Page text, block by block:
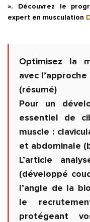
». Découvrez le
expert en musculation
Optimisez la
avec
(résumé)
Pour un
essentiel de
muscle :
et abdominale
L’article
(développé
l’angle de la
le
protégeant